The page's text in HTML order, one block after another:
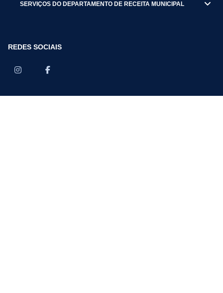
SERVIÇOS DO DEPARTAMENTO DE RECEITA MUNICIPAL
REDES SOCIAIS